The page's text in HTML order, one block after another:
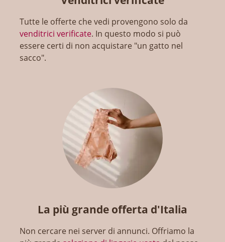
Tutte le offerte che vedi provengono solo da
venditrici verificate. In questo modo si può
essere certi di non acquistare "un gatto nel
sacco".
La più grande offerta d'Italia
Non cercare nei server di annunci. Offriamo la